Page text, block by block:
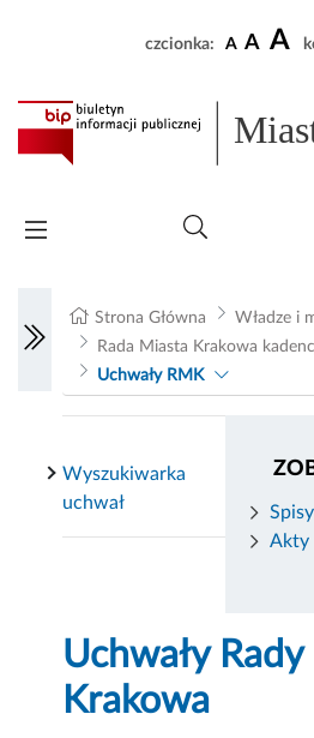
czcionka: A A A
Strona Główna
Władze i
Rada Miasta Krakowa
Uchwały RMK
Akty
Wyszukiwarka
uchwał
Uchwały
Krakowa